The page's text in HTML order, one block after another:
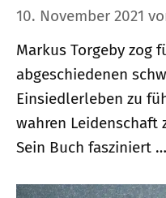
10. November 2021
Markus Torgeby zog
abgeschiedenen
Einsiedlerleben zu
wahren Leidenschaft
Sein Buch fasziniert …